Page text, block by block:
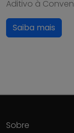
Aditivo à
Saiba mais
Sobre